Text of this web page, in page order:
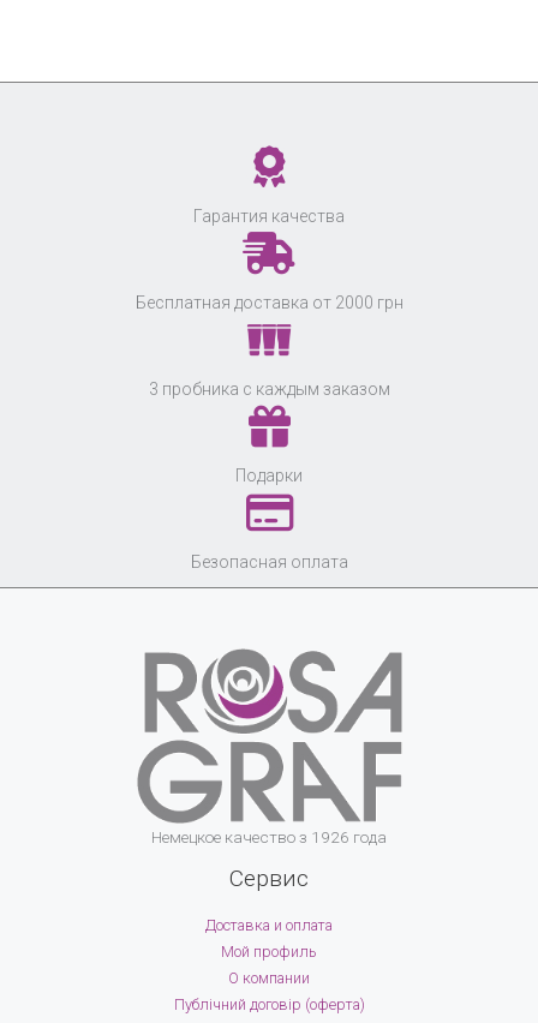
Гарантия качества
Бесплатная доставка от 2000 грн
3 пробника с каждым заказом
Подарки
Безопасная оплата
Немецкое качество з 1926 года
Сервис
Доставка и оплата
Мой профиль
О компании
Публічний договір (оферта)